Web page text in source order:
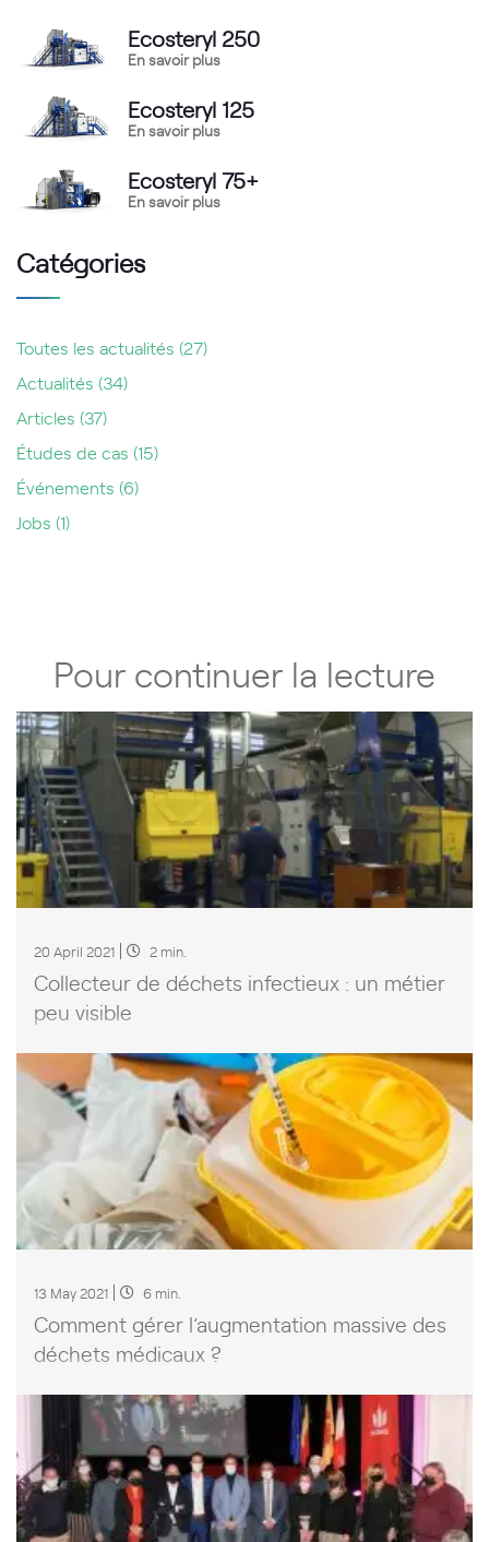
Ecosteryl 250
En savoir plus
Ecosteryl 125
En savoir plus
Ecosteryl 75+
En savoir plus
Catégories
Toutes les actualités (27)
Actualités (34)
Articles (37)
Études de cas (15)
Événements (6)
Jobs (1)
Pour continuer la lecture
20 April 2021 2 min.
Collecteur de déchets infectieux : un métier
peu visible
13 May 2021 6 min.
Comment gérer l’augmentation massive des
déchets médicaux ?